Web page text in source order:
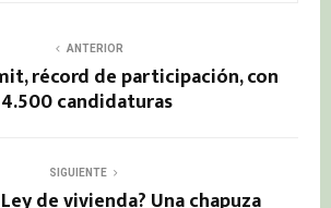
ANTERIOR
récord de participación, con
4.500 candidaturas
SIGUIENTE
de vivienda? Una chapuza